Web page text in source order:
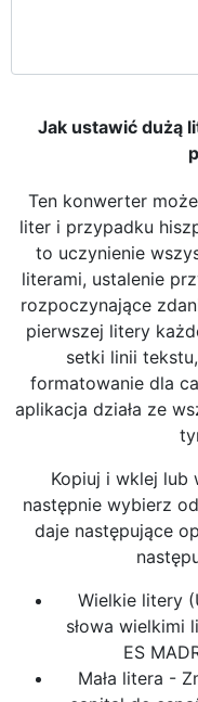
Jak ustawić dużą
Ten konwerter
liter i przypadku
to uczynienie
literami, ustalenie
rozpoczynające
pierwszej litery
setki linii
formatowanie dla
aplikacja działa ze
Kopiuj i wklej lub
następnie wybierz
daje następujące
Wielkie litery
słowa wielkimi
ES
Mała litera -